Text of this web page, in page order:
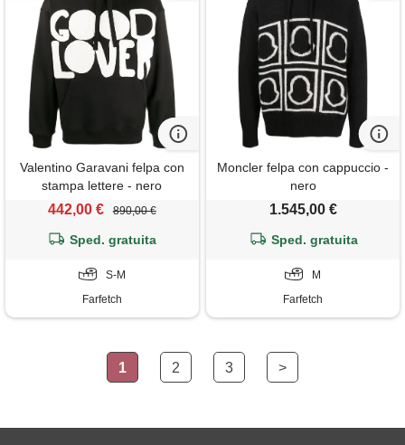
Valentino Garavani felpa con
stampa lettere - nero
442,00 € 890,00 €
Sped. gratuita
S-M
Farfetch
Moncler felpa con cappuccio -
nero
1.545,00 €
Sped. gratuita
M
Farfetch
1 2 3 >